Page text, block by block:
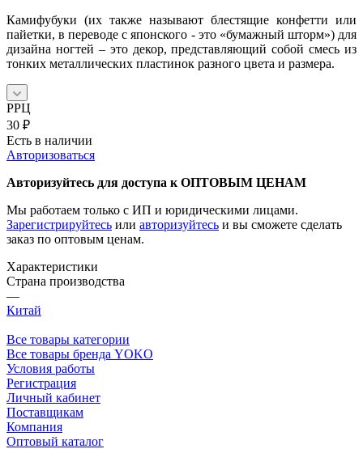
Камифубуки (их также называют блестящие конфетти или
пайетки, в переводе с японского - это «бумажный шторм») для
дизайна ногтей – это декор, представляющий собой смесь из
тонких металлических пластинок разного цвета и размера.
РРЦ
30 ₽
Есть в наличии
Авторизоваться
Авторизуйтесь для доступа к ОПТОВЫМ ЦЕНАМ
Мы работаем только с ИП и юридическими лицами.
Зарегистрируйтесь или авторизуйтесь и вы сможете сделать
заказ по оптовым ценам.
Характеристики
Страна производства
—
Китай
Все товары категории
Все товары бренда YOKO
Условия работы
Регистрация
Личный кабинет
Поставщикам
Компания
Оптовый каталог